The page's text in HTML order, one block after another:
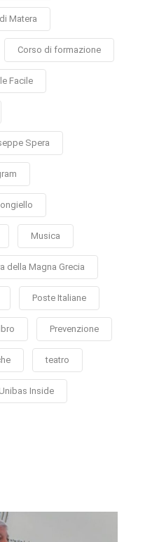
Matera
Corso di formazione
Facile
Spera
Musica
della Magna Grecia
Poste Italiane
Prevenzione
teatro
Unibas Inside